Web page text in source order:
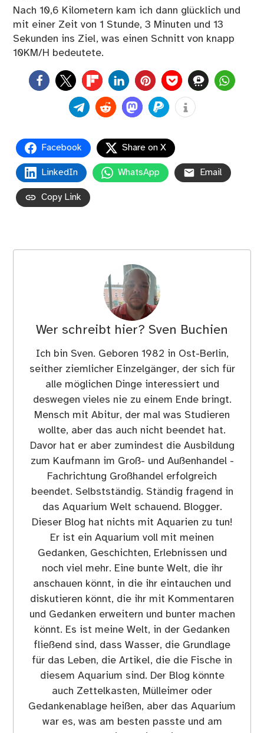
Nach 10,6 Kilometern kam ich dann glücklich und
mit einer Zeit von 1 Stunde, 3 Minuten und 13
Sekunden ins Ziel, was einen Schnitt von knapp
10KM/H bedeutete.
0
Facebook Share on X
LinkedIn WhatsApp Email
Copy Link
Wer schreibt hier? Sven Buchien
Ich bin Sven. Geboren 1982 in Ost-Berlin,
seither ziemlicher Einzelgänger, der sich für
alle möglichen Dinge interessiert und
deswegen vieles nie zu einem Ende bringt.
Mensch mit Abitur, der mal was Studieren
wollte, aber das auch nicht beendet hat.
Davor hat er aber zumindest die Ausbildung
zum Kaufmann im Groß- und Außenhandel -
Fachrichtung Großhandel erfolgreich
beendet. Selbstständig. Ständig fragend in
das Aquarium Welt schauend. Blogger.
Dieser Blog hat nichts mit Aquarien zu tun!
Er ist ein Aquarium voll mit meinen
Gedanken, Geschichten, Erlebnissen und
noch viel mehr. Eine bunte Welt, die ihr
anschauen könnt, in die ihr eintauchen und
diskutieren könnt, die ihr mit Kommentaren
und Gedanken erweitern und bunter machen
könnt. Es ist meine Welt, in der Gedanken
fließend sind, dass Wasser, die Grundlage
für das Leben, die Artikel, die die Fische in
diesem Aquarium sind. Der Blog könnte
auch Zettelkasten, Mülleimer oder
Gedankenablage heißen, aber das Aquarium
war es, was am besten passte und am